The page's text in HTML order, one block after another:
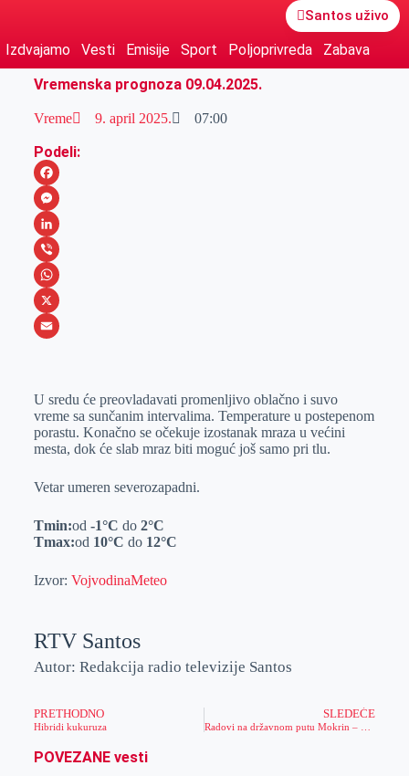
Santos uživo
Izdvajamo Vesti Emisije Sport Poljoprivreda
Zabava
Vremenska prognoza 09.04.2025.
Vreme 9. april 2025. 07:00
Podeli:
F
a
c
e
b
o
M
e
s
s
e
e
r
L
i
n
k
I
n
V
i
b
W
h
s
A
p
p
X
a
i
l
U sredu će preovladavati promenljivo oblačno i suvo
vreme sa sunčanim intervalima. Temperature u postepenom
porastu. Konačno se očekuje izostanak mraza u većini
mesta, dok će slab mraz biti moguć još samo pri tlu.
Vetar umeren severozapadni.
Tmin:od -1°C do 2°C
Tmax:od 10°C do 12°C
Izvor: VojvodinaMeteo
RTV Santos
Autor: Redakcija radio televizije Santos
PRETHODNO
Hibridi kukuruza
SLEDEĆE
POVEZANE vesti